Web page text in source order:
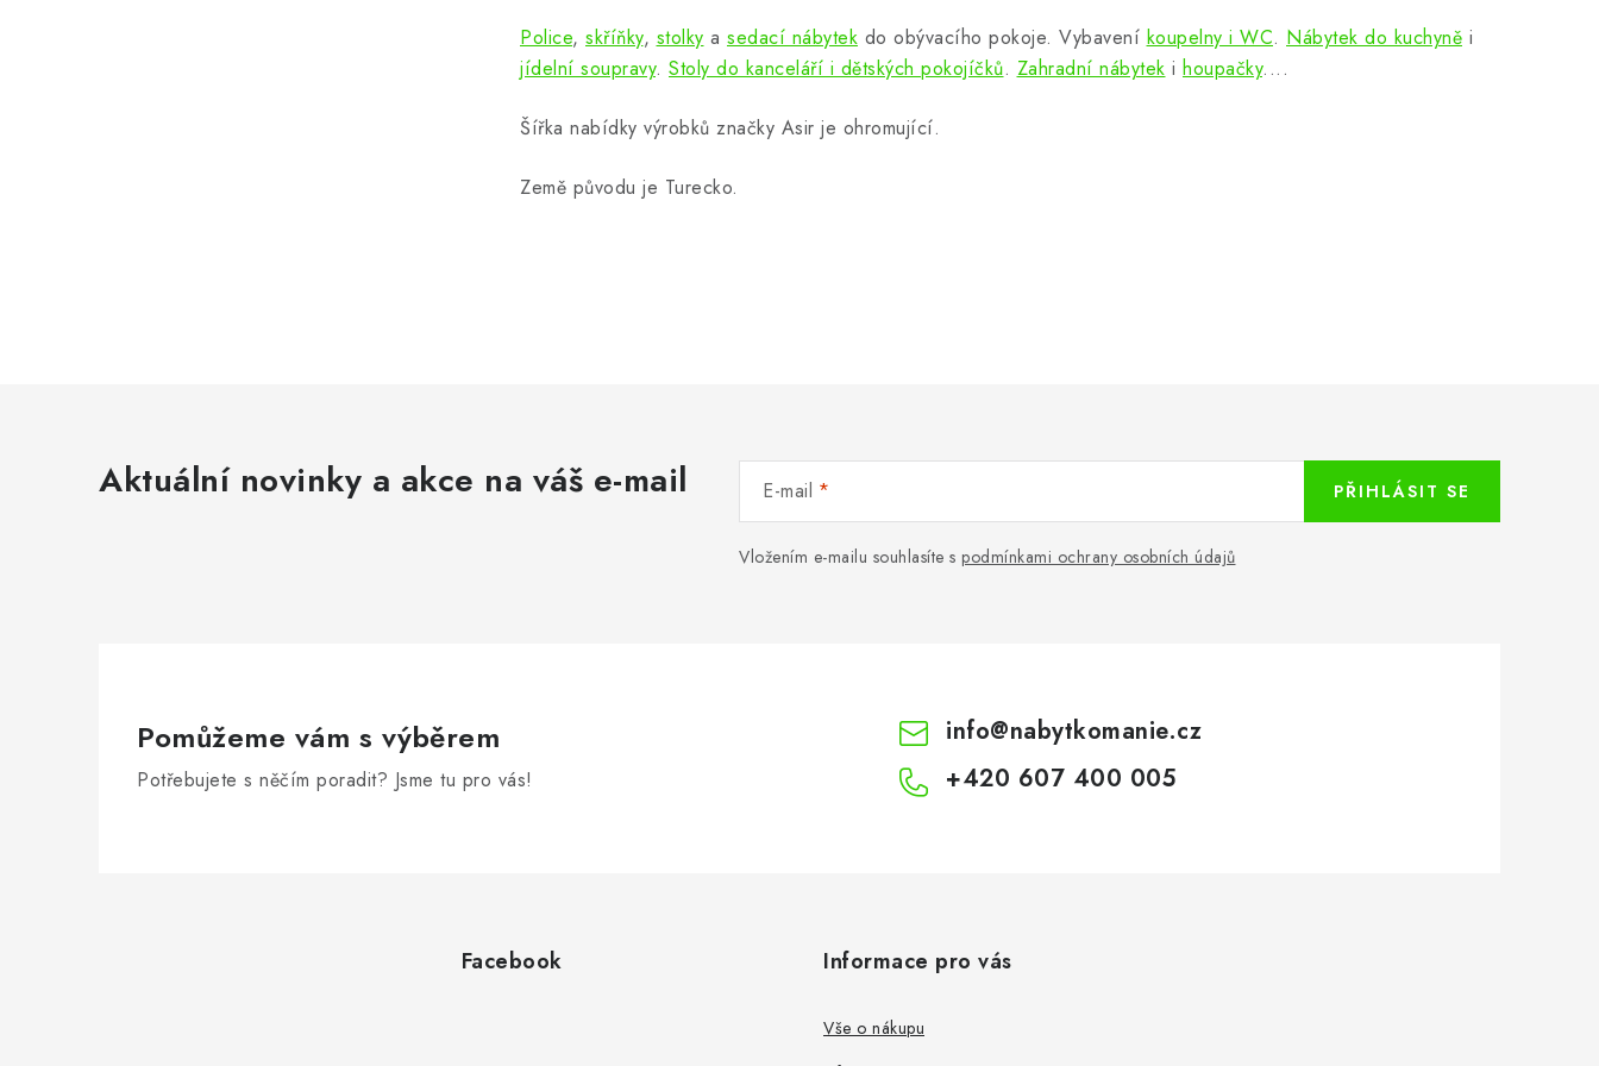
Police, skříňky, stolky a sedací nábytek do obývacího pokoje. Vybavení koupelny i WC. Nábytek do kuchyně i
jídelní soupravy. Stoly do kanceláří i dětských pokojíčků. Zahradní nábytek i houpačky....
Šířka nabídky výrobků značky Asir je ohromující.
Země původu je Turecko.
Aktuální novinky a akce na váš e-mail E-mail
Vložením e-mailu souhlasíte s podmínkami ochrany osobních údajů
PŘIHLÁSIT SE
Pomůžeme vám s výběrem
Potřebujete s něčím poradit? Jsme tu pro vás!
info@nabytkomanie.cz
+420 607 400 005
Facebook Informace pro vás
Vše o nákupu